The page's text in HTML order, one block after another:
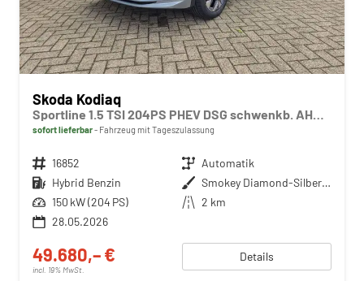
Skoda Kodiaq
Sportline 1.5 TSI 204PS PHEV DSG schwenkb. AHK elektr. PanoDach HUD Alcantara PDC v+h 360°Kamera CANTON Sound Klimaautomatik Sitzheizung Lenkradheizung Navi Apple CarPlay Android Auto 2xKeyless 19"LM vollelektr. Reichweite 116KM
sofort lieferbar Fahrzeug mit Tageszulassung
Fahrzeugnr. 16852 Getriebe Automatik
Kraftstoff Hybrid Benzin Außenfarbe
Smokey Diamond-Silber Metallic
Leistung 150 kW (204 PS) Kilometerstand 2 km
28.05.2026
49.680,– €
incl. 19% MwSt.
Details